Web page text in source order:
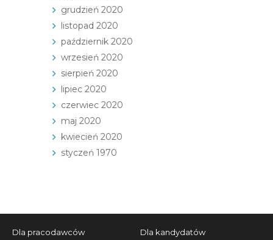
grudzień 2020
listopad 2020
październik 2020
wrzesień 2020
sierpień 2020
lipiec 2020
czerwiec 2020
maj 2020
kwiecień 2020
styczeń 1970
Dla pracodawców Dla kandydatów